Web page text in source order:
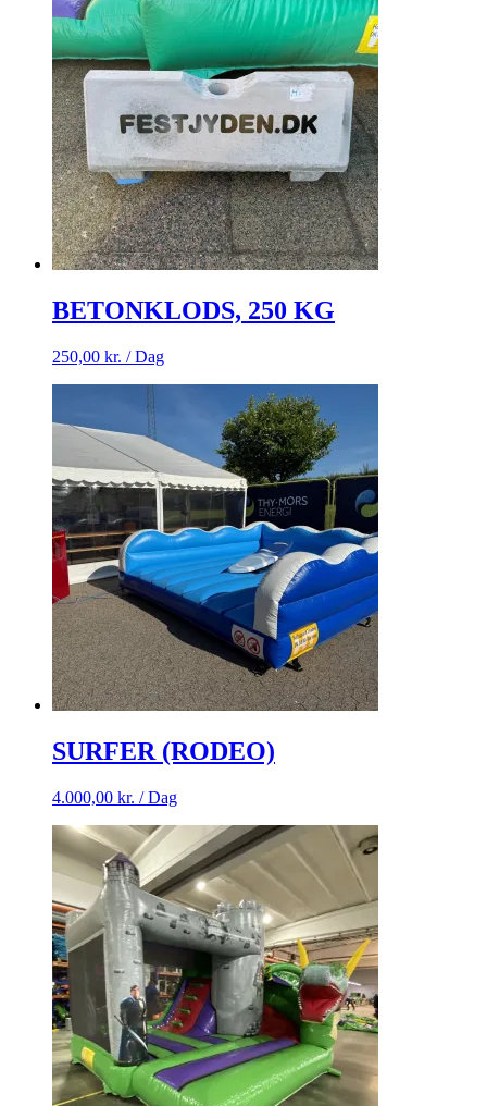
BETONKLODS, 250 KG
250,00 kr. / Dag
SURFER (RODEO)
4.000,00 kr. / Dag